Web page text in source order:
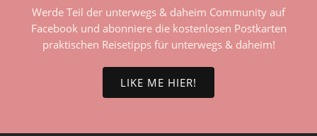
Werde Teil der unterwegs & daheim Community auf
Facebook und abonniere die kostenlosen Postkarten
praktischen Reisetipps für unterwegs & daheim!
LIKE ME HIER!